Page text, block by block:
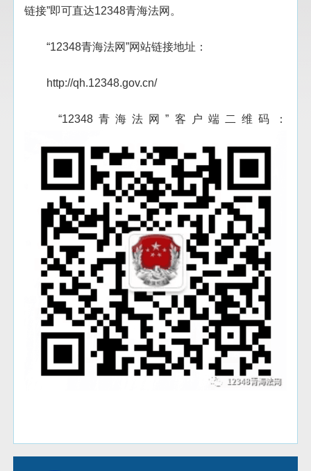
链接”即可直达12348青海法网。
“12348青海法网”网站链接地址：
http://qh.12348.gov.cn/
“12348青海法网”客户端二维码：